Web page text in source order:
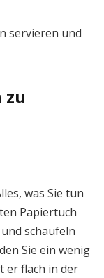
servieren und
zu
was Sie tun
Papiertuch
schaufeln
Sie ein wenig
er flach in der